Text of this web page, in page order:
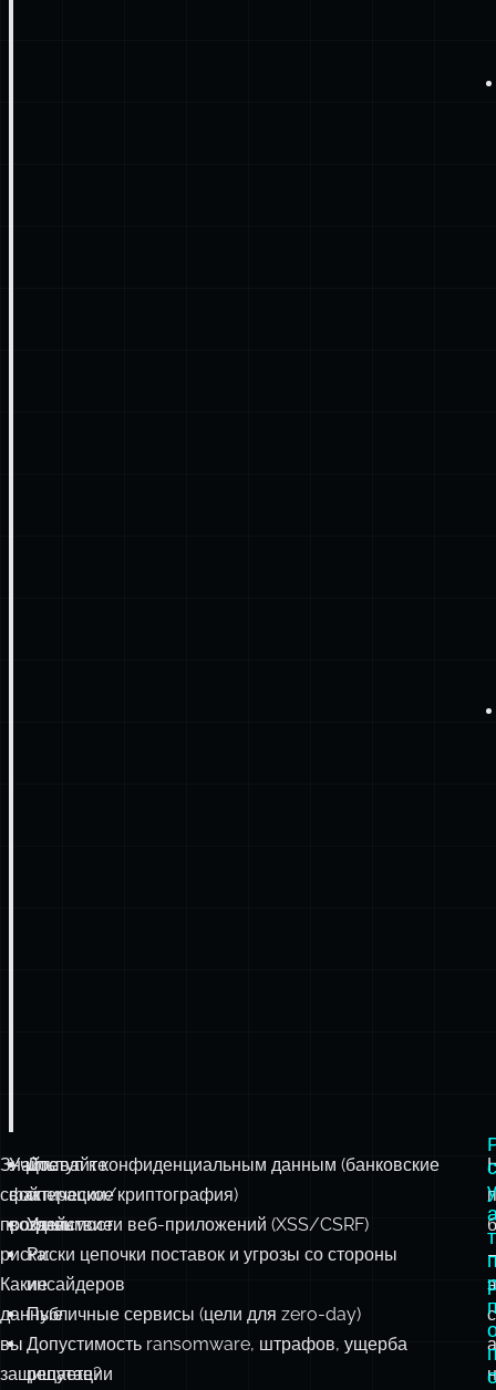
Знайте
свой
профиль
риска:
Какие
данные
вы
защищаете?
Учитывайте
фактическое
воздействие:
Доступ к конфиденциальным данным (банковские
операции/криптография)
Уязвимости веб-приложений (XSS/CSRF)
Риски цепочки поставок и угрозы со стороны
инсайдеров
Публичные сервисы (цели для zero-day)
Допустимость ransomware, штрафов, ущерба
репутации
а